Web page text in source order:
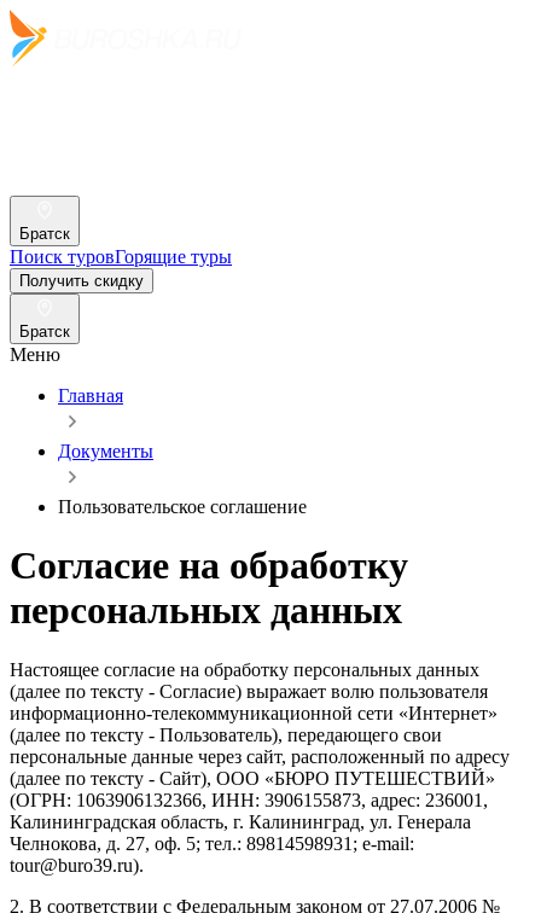
Братск
Поиск туровГорящие туры
Получить скидку
Братск
Меню
Главная
Документы
Пользовательское соглашение
Согласие на обработку
персональных данных
Настоящее согласие на обработку персональных данных
(далее по тексту - Согласие) выражает волю пользователя
информационно-телекоммуникационной сети «Интернет»
(далее по тексту - Пользователь), передающего свои
персональные данные через сайт, расположенный по адресу
(далее по тексту - Сайт), ООО «БЮРО ПУТЕШЕСТВИЙ»
(ОГРН: 1063906132366, ИНН: 3906155873, адрес: 236001,
Калининградская область, г. Калининград, ул. Генерала
Челнокова, д. 27, оф. 5; тел.: 89814598931; e-mail:
tour@buro39.ru).
2. В соответствии с Федеральным законом от 27.07.2006 №